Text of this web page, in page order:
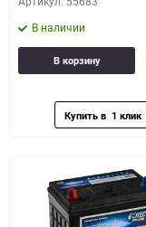
В наличии
В корзину